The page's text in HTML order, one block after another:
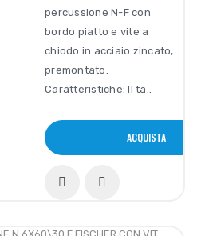
percussione N-F con
bordo piatto e vite a
chiodo in acciaio zincato,
premontato.
Caratteristiche: Il ta..
ACQUISTA